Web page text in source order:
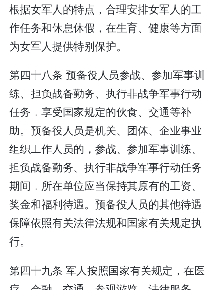
根据女军人的特点，合理安排女军人的工
作任务和休息休假，在生育、健康等方面
为女军人提供特别保护。
第四十八条 预备役人员参战、参加军事训
练、担负战备勤务、执行非战争军事行动
任务，享受国家规定的伙食、交通等补
助。预备役人员是机关、团体、企业事业
组织工作人员的，参战、参加军事训练、
担负战备勤务、执行非战争军事行动任务
期间，所在单位应当保持其原有的工资、
奖金和福利待遇。预备役人员的其他待遇
保障依照有关法律法规和国家有关规定执
行。
第四十九条 军人按照国家有关规定，在医